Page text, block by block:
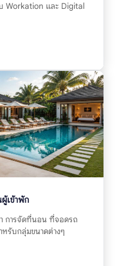
Workation และ Digital
เข้าพัก
การจัดที่นอน ที่จอดรถ
หรับกลุ่มขนาดต่างๆ